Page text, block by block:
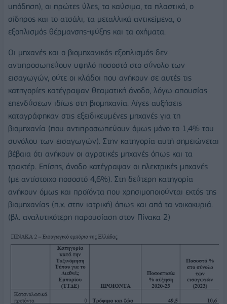
υπόδηση), οι πρώτες ύλες, τα καύσιμα, τα πλαστικά, ο
σίδηρος και το ατσάλι, τα μεταλλικά αντικείμενα, ο
εξοπλισμός θέρμανσης-ψύξης και τα οχήματα.
Οι μηχανές και ο βιομηχανικός εξοπλισμός δεν
αντιπροσωπεύουν υψηλό ποσοστό στο σύνολο των
εισαγωγών, ούτε οι κλάδοι που ανήκουν σε αυτές τις
κατηγορίες κατέγραψαν θεαματική άνοδο, λόγω απουσίας
επενδύσεων ιδίως στη βιομηχανία. Λίγες αυξήσεις
καταγράφηκαν στις εξειδικευμένες μηχανές για τη
βιομηχανία (που αντιπροσωπεύουν όμως μόνο το 1,4% του
συνόλου των εισαγωγών). Στην κατηγορία αυτή σημειώνεται
βέβαια ότι ανήκουν οι αγροτικές μηχανές όπως και τα
τρακτέρ. Επίσης, άνοδο κατέγραψαν οι ηλεκτρικές μηχανές
(με αντίστοιχο ποσοστό 4,6%). Στη δεύτερη κατηγορία
ανήκουν όμως και προϊόντα που χρησιμοποιούνται εκτός της
βιομηχανίας (π.χ. στην ιατρική) όπως και από τα νοικοκυριά.
(βλ. αναλυτικότερη παρουσίαση στον Πίνακα 2)